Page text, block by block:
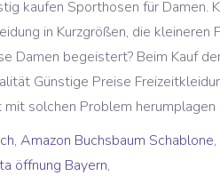
, Amazon Buchsbaum Schablone,
öffnung Bayern,